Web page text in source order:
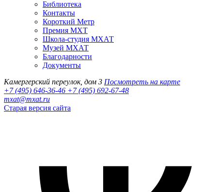
Библиотека
Контакты
Короткий Метр
Премия МХТ
Школа-студия МХАТ
Музей МХАТ
Благодарности
Документы
Камергерский переулок, дом 3 Посмотреть на карте
+7 (495) 646-36-46 +7 (495) 692-67-48‬
mxat@mxat.ru
Старая версия сайта